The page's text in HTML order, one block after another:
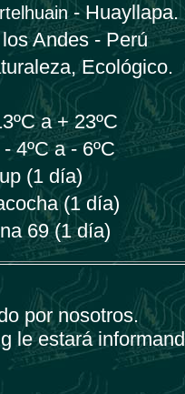
- Huayllapa.
Andes - Perú
Ecológico.
a + 23ºC
4ºC a - 6ºC
(1 día)
(1 día)
69 (1 día)
por nosotros.
le estará